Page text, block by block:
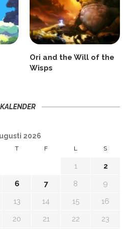
Ori and the Will of the
Wisps
KALENDER
2026
T F L S
1
2
6 7 8
9
13 14 15
16
20 21 22
23